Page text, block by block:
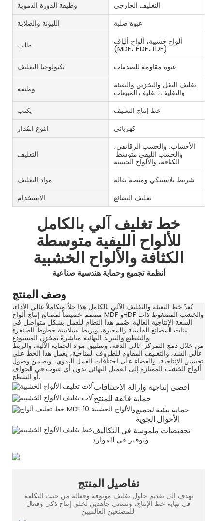
وظيفة الدورة الدموية
التغليف الخارجي
الليونة والصلابة
عبوة صلبة
طلب
ألواح خشبية، ألواح ألياف
(MDF، HDF، LDF)
تكنولوجيا التغليف
عبوة مقاومة للصدمات
وظيفة
تغليف النقل والتخزين والتعبئة
والتغليف، تغليف المبيعات
يكتب
خط إنتاج التغليف
النوع المُدار
كهربائي
التغليف
الأخشاب، والخشب الرقائقي،
والخشب الليفي متوسط ​​
الكثافة، والألواح الحبيبية
مواد التغليف
شريط بلاستيكي ومنصة نقالة
الاستخدام
تغليف البضائع
خط تغليف آلي بالكامل
للألواح الليفية متوسطة
الكثافة والألواح الخشبية
أنظمة تجميع وحماية هندسية صناعية
وصف المنتج
يُعدّ خط التعبئة والتغليف الآلي بالكامل هذا حلاً متكاملاً عالي الأداء،
مصمم خصيصاً لمصانع إنتاج ألواح MDF وHDF والخشب المضغوط ذات
السعة الإنتاجية العالية. صُمم هذا النظام للعمل بشكل متواصل في
بيئات المصانع القاسية والمغبرة، ويربط بسلاسة خطوط الصنفرة
والتقطيع والتبريد النهائية مباشرةً بمخزن المستودع.
من خلال دمج التمركز عالي الدقة، وتطبيق مواد الحماية الآلية، والربط
عالي الشد، والتغليف المقاوم للظروف المناخية، يعمل هذا الخط على
تحسين الإنتاجية، والقضاء على اختناقات العمل اليدوي، ويضمن وصول
ألواح الخشب الممتازة إلى العميل النهائي بدون أي عيوب في الحواف
أو السطح.
أقصى إنتاجية وإزالة الاختناقات
حماية فائقة للمنتج
حماية بيئية لجميع
الأحوال الجوية
تخفيضات ملموسة في التكاليف
وتوفير في الموارد
تفاصيل المنتج
نهدف إلى تقديم حلول تغليف موثوقة وفعالة من حيث التكلفة
في نهاية خط الإنتاج، ونسعى جاهدين لخلق إنتاج ذكي وفعال
للمصنعين العالميين.